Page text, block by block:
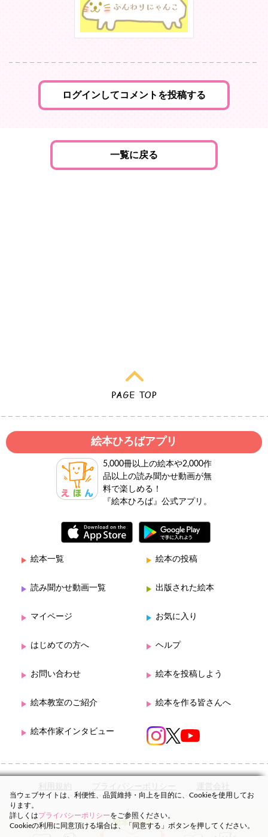
ログインしてコメントを投稿する
一覧に戻る
絵本ひろばアプリ
5,000冊以上の絵本や2,000作
品以上の読み聞かせ動画が無
料で楽しめる！
『絵本ひろば』公式アプリ。
絵本一覧 絵本の投稿
読み聞かせ動画一覧 出版された絵本
マイページ お気に入り
はじめての方へ ヘルプ
お問い合わせ 絵本を投稿しよう
絵本教室のご紹介 絵本を作る皆さんへ
絵本作家インタビュー
利用規約 プライバシーポリシー 運営会社
当ウェブサイトは、利便性、品質維持・向上を目的に、Cookieを使用してお
ります。
詳しくはプライバシーポリシーをご参照ください。
Cookieの利用に同意頂ける場合は、「同意する」ボタンを押してください。